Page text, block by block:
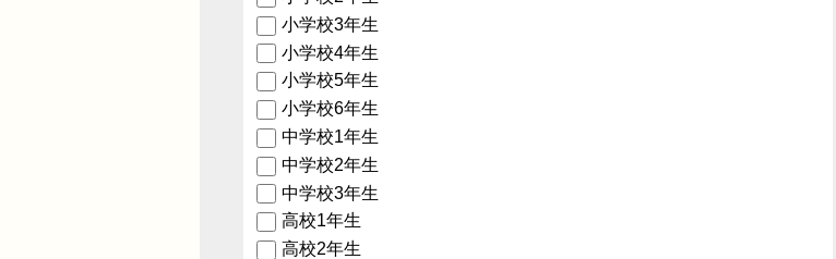
小学校3年生
小学校4年生
小学校5年生
小学校6年生
中学校1年生
中学校2年生
中学校3年生
高校1年生
高校2年生